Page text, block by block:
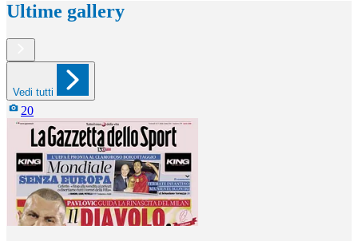
Ultime gallery
Vedi tutti
20